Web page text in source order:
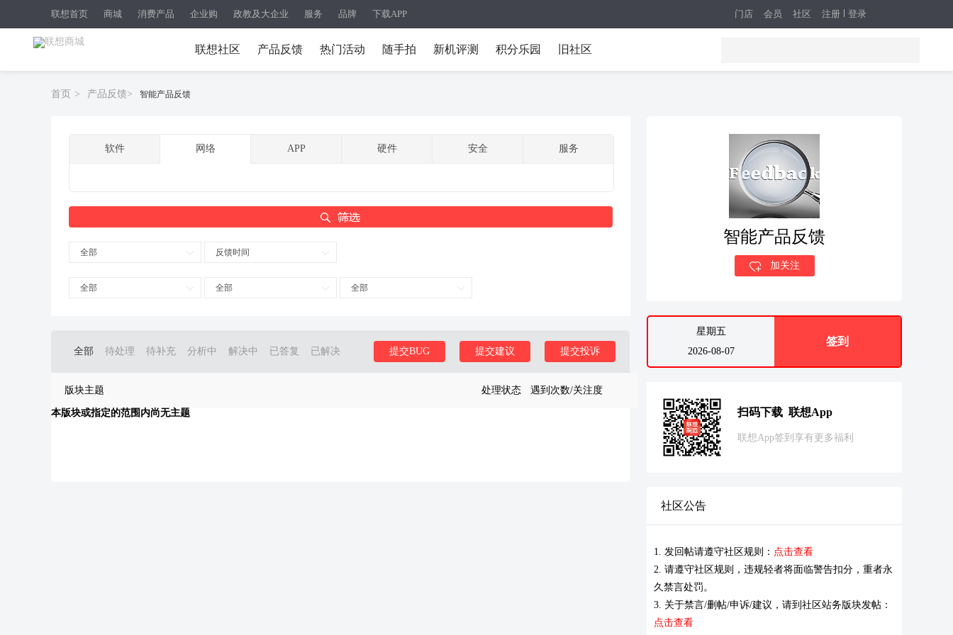
联想首页 商城 消费产品 企业购 政教及大企业 服务 品牌 下载APP 注册 登录
门店 会员 社区
联想社区 产品反馈 热门活动 随手拍 新机评测 积分乐园 旧社区
首页 > 产品反馈> 智能产品反馈
软件 网络 APP 硬件 安全 服务
全部 反馈时间
全部 全部 全部
全部 待处理 待补充 分析中 解决中 已答复 已解决 提交投诉
提交建议
提交BUG
版块主题 处理状态 遇到次数/关注度
本版块或指定的范围内尚无主题
智能产品反馈
加关注
星期五
2026-08-07
签到
扫码下载 联想App
联想App签到享有更多福利
社区公告
1. 发回帖请遵守社区规则： 点击查看
2. 请遵守社区规则，违规轻者将面临警告扣分，重者永
久禁言处罚。
3. 关于禁言/删帖/申诉/建议，请到社区站务版块发帖：
点击查看